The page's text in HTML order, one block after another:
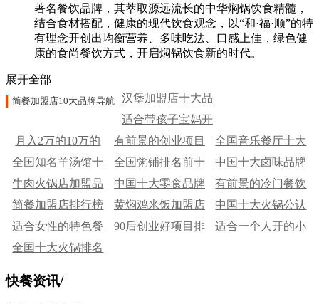
著名餐饮品牌，其萃取源远流长的中华焖锅饮食精髓，
结合食材搭配，健康的现代饮食观念，以“和·福·顺”的特
有理念开创出均衡营养、多味吃法、口感上佳，绿色健
康的食尚餐饮方式，开启焖锅饮食新的时代。
展开全部
简餐加盟店10大品牌导航
汉堡加盟店十大品
牌
适合带孩子宝妈开
的餐饮店
月入2万的10万的
餐饮小生意
有前景的创业项目
全国音乐餐厅十大
排行
全国知名羊汤馆十
大排行榜
全国粥铺排名前十
中国十大卤味品牌
牛肉火锅店加盟品
牌排行
中国十大零食品牌
有前景的冷门餐饮
生意排行榜
简餐加盟店排行榜
黄焖鸡米饭加盟店
排行榜
中国十大火锅公认
排名
适合女性的特色餐
饮加盟店
90后创业好项目排
适合一个人开的小
全国十大火锅排名
快餐资讯/